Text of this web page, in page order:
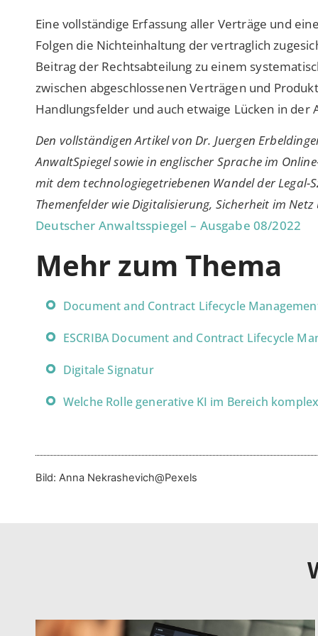
Eine vollständige Erfassung aller Verträge und
Folgen die Nichteinhaltung der vertraglich
Beitrag der Rechtsabteilung zu einem
zwischen abgeschlossenen Verträgen und
Handlungsfelder und auch etwaige Lücken in der
Den vollständigen Artikel von Dr. Juergen
AnwaltSpiegel sowie in englischer Sprache im
mit dem technologiegetriebenen Wandel der Legal-
Themenfelder wie Digitalisierung, Sicherheit im
Deutscher Anwaltsspiegel – Ausgabe 08/2022
Mehr zum Thema
Document and Contract Lifecycle
ESCRIBA Document and Contract Lifecycle
Digitale Signatur
Welche Rolle generative KI im Bereich
Bild: Anna Nekrashevich@Pexels